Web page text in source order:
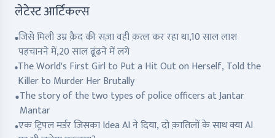
लेटेस्ट आर्टिकल्स
जिसे मिली उम्र क़ैद की सज़ा वही क़त्ल कर रहा था,10 साल लाश
पहचानने में,20 साल ढूंढने में लगे
The World's First Girl to Put a Hit Out on Herself, Told the
Killer to Murder Her Brutally
The story of the two types of police officers at Jantar
Mantar
एक ट्रिपल मर्डर जिसका Idea AI ने दिया, दो क़ातिलों के साथ क्या AI